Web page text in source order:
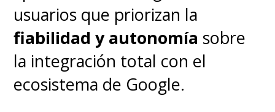
Estudiantil y Escolar,y el
Ejecutivo tiene previsto
presentar los detalles finales del
proyecto ante elParlamento
usuarios que priorizan la
fiabilidad y autonomía sobre
la integración total con el
ecosistema de Google.